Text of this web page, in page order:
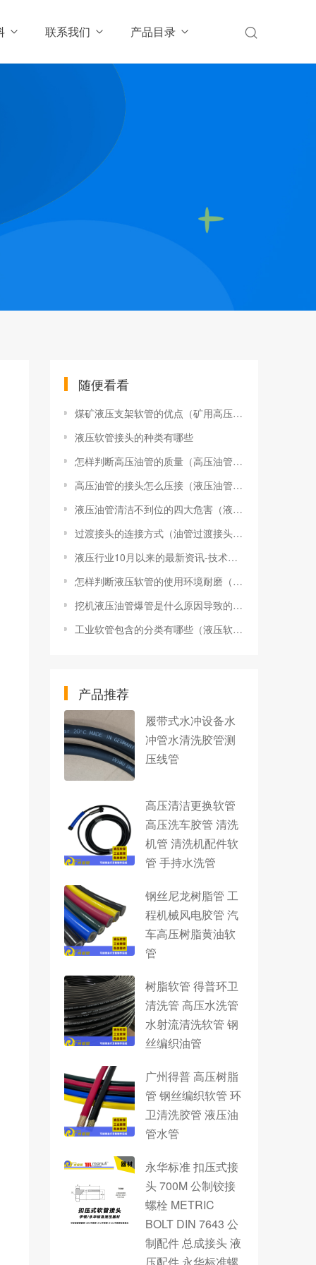
联系我们 产品目录
随便看看
煤矿液压支架软管的优点（矿用高压胶管规格型号）
液压软管接头的种类有哪些
怎样判断高压油管的质量（高压油管怎么分好坏）
高压油管的接头怎么压接（液压油管如何压接头公式）
液压油管清洁不到位的四大危害（液压油管不干净会引起什么问题）
过渡接头的连接方式（油管过渡接头的连接方式有哪几种）
液压行业10月以来的最新资讯-技术突破与市场动态新闻
怎样判断液压软管的使用环境耐磨（液压油管粗细对压力有影响吗）
挖机液压油管爆管是什么原因导致的（挖机液压油管破了怎么办）
工业软管包含的分类有哪些（液压软管包含了哪些种类）
产品推荐
履带式水冲设备水
冲管水清洗胶管测
压线管
高压清洁更换软管
高压洗车胶管 清洗
机管 清洗机配件软
管 手持水洗管
钢丝尼龙树脂管 工
程机械风电胶管 汽
车高压树脂黄油软
管
树脂软管 得普环卫
清洗管 高压水洗管
水射流清洗软管 钢
丝编织油管
广州得普 高压树脂
管 钢丝编织软管 环
卫清洗胶管 液压油
管水管
永华标准 扣压式接
头 700M 公制铰接
螺栓 METRIC
BOLT DIN 7643 公
制配件 总成接头 液